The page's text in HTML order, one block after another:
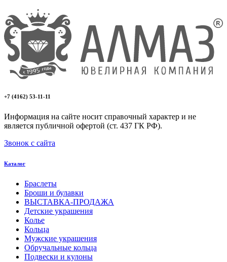
+7 (4162) 53-11-11
Информация на сайте носит справочный характер и не
является публичной офертой (ст. 437 ГК РФ).
Звонок с сайта
Каталог
Браслеты
Броши и булавки
ВЫСТАВКА-ПРОДАЖА
Детские украшения
Колье
Кольца
Мужские украшения
Обручальные кольца
Подвески и кулоны